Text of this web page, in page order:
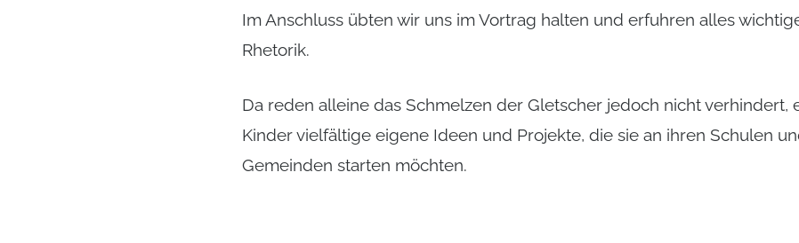
Im Anschluss übten wir uns im Vortrag halten und erfuhren alles
Rhetorik.
Da reden alleine das Schmelzen der Gletscher jedoch nicht verhindert,
Kinder vielfältige eigene Ideen und Projekte, die sie an ihren Schulen
Gemeinden starten möchten.